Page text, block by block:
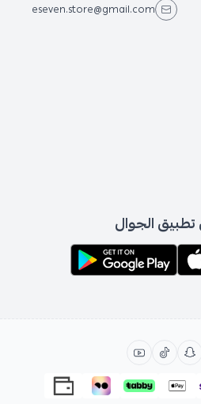
eseven.store@gmail.com
الجوال